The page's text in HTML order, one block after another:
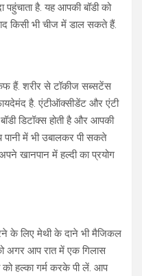
है. यह आपकी बॉडी को
किसी भी चीज में डाल सकते हैं.
हैं. शरीर से टॉकीज सब्सटेंस
है. एंटीऑक्सीडेंट और एंटी
डिटॉक्स होती है और आपकी
पानी में भी उबालकर पी सकते
खानपान में हल्दी का प्रयोग
के लिए मेथी के दाने भी मैजिकल
अगर आप रात में एक गिलास
हल्का गर्म करके पी लें. आप